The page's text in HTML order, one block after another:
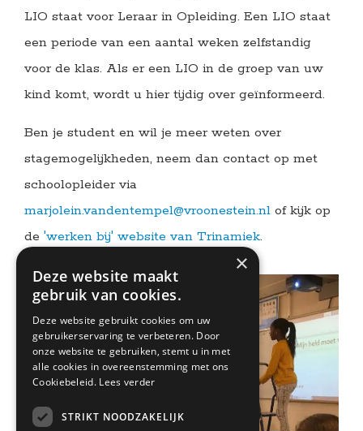
LIO staat voor Leraar in Opleiding. Een LIO staat
een periode van een aantal weken zelfstandig
voor de klas. Als er een LIO in de groep van uw
kind komt, wordt u hier tijdig over geïnformeerd.
Ben je student en wil je meer weten over
stagemogelijkheden, neem dan contact op met
schoolopleider via
marjolein.vandentempel@vroonestein.nl of kijk op
de 'werken bij' website van Trinamiek.
×
Deze website maakt
gebruik van cookies.
Deze website gebruikt cookies om uw
gebruikerservaring te verbeteren. Door
onze website te gebruiken, stemt u in met
alle cookies in overeenstemming met ons
Cookiebeleid. Lees verder
STRIKT NOODZAKELIJK